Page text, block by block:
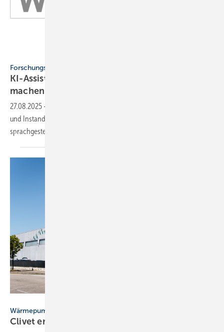
Forschungsprojekt
KI-Assistenz soll Hei­zungs­war­tung ef­fi­zi­en­ter
ma­chen
27.08.2025 -
und Instandhaltung von Heizungsanlagen mithilfe eines
sprachgesteuerten KI-Assistenzsystems modernisiert
Wärmepumpe
Clivet eröffnet For­schungs­zen­trum in